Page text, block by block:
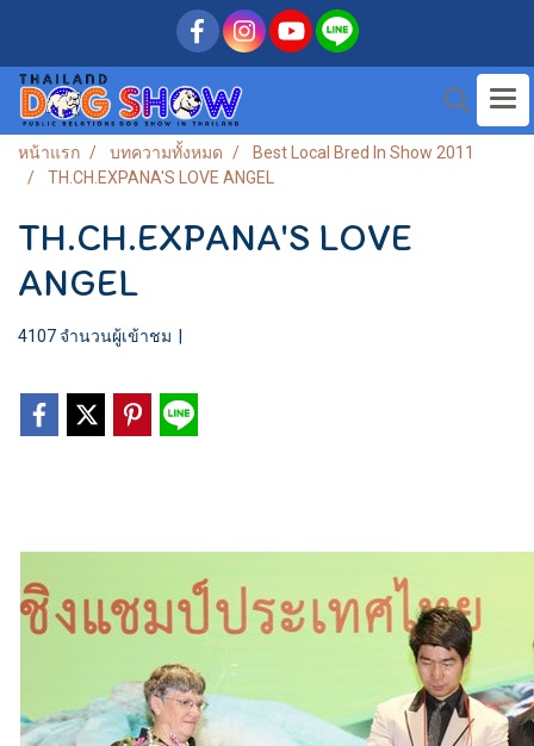
หน้าแรก บทความทั้งหมด
Best Local Bred In Show 2011
TH.CH.EXPANA'S LOVE ANGEL
TH.CH.EXPANA'S LOVE
ANGEL
4107 จำนวนผู้เข้าชม